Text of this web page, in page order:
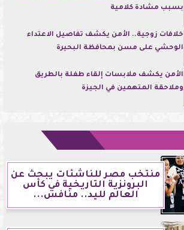
بسبب مشادة كلامية
خلافات زوجية.. الأمن يكشف تفاصيل الاعتداء
الوحشي على مسن بمحافظة البحيرة
الأمن يكشف ملابسات إلقاء طفلة بالطريق
وملاحقة المتهمين في الجيزة
منتخب مصر للناشئات يبحث عن
البرونزية التاريخية في كأس
العالم لليد.. منافس...